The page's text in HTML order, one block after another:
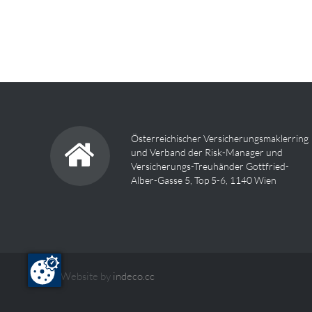
Österreichischer Versicherungsmaklerring
und Verband der Risk-Manager und
Versicherungs-Treuhänder Gottfried-
Alber-Gasse 5, Top 5-6, 1140 Wien
Website by indeco.cc